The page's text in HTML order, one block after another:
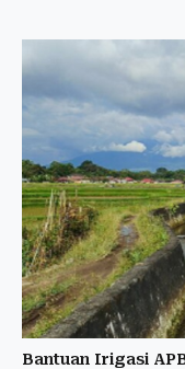
Bantuan Irigasi